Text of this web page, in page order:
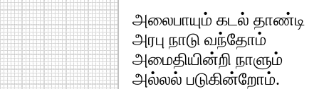
அலைபாயும் கடல் தாண்டி
அரபு நாடு வந்தோம்
அமைதியின்றி நாளும்
அல்லல் படுகின்றோம்.